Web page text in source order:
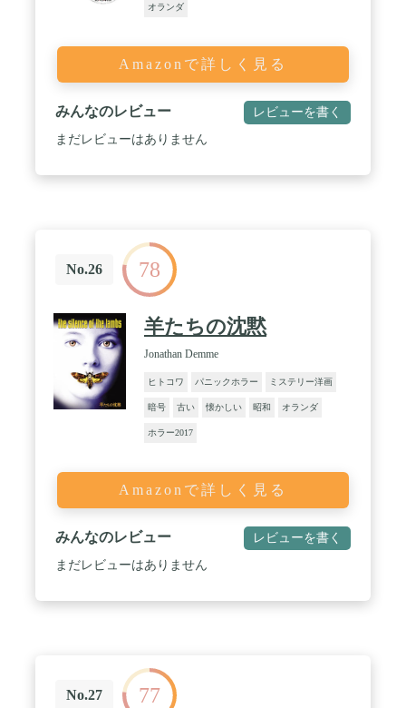
オランダ
Amazonで詳しく見る
みんなのレビュー レビューを書く
まだレビューはありません
No.26 78
羊たちの沈黙
Jonathan Demme
ヒトコワ パニックホラー ミステリー洋画
暗号 古い 懐かしい 昭和 オランダ
ホラー2017
Amazonで詳しく見る
みんなのレビュー レビューを書く
まだレビューはありません
No.27 77